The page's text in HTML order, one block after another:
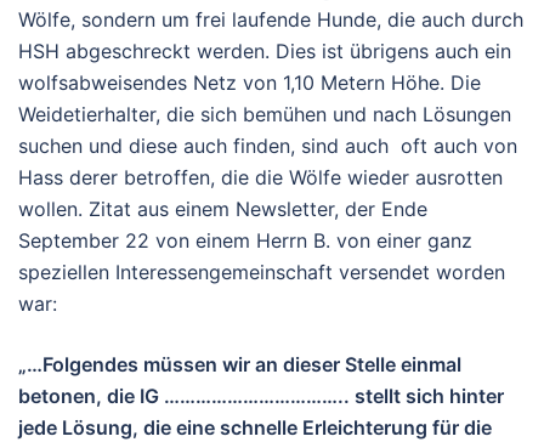
Wölfe, sondern um frei laufende Hunde, die auch durch
HSH abgeschreckt werden. Dies ist übrigens auch ein
wolfsabweisendes Netz von 1,10 Metern Höhe. Die
Weidetierhalter, die sich bemühen und nach Lösungen
suchen und diese auch finden, sind auch oft auch von
Hass derer betroffen, die die Wölfe wieder ausrotten
wollen. Zitat aus einem Newsletter, der Ende
September 22 von einem Herrn B. von einer ganz
speziellen Interessengemeinschaft versendet worden
war:
„…Folgendes müssen wir an dieser Stelle einmal
betonen, die IG …………………………….. stellt sich hinter
jede Lösung, die eine schnelle Erleichterung für die